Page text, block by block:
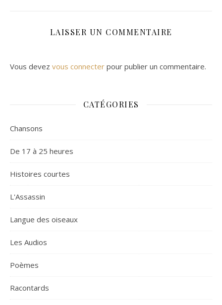
LAISSER UN COMMENTAIRE
Vous devez vous connecter pour publier un commentaire.
CATÉGORIES
Chansons
De 17 à 25 heures
Histoires courtes
L'Assassin
Langue des oiseaux
Les Audios
Poèmes
Racontards